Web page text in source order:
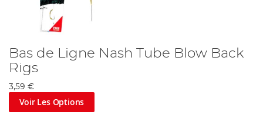
Bas de Ligne Nash Tube Blow Back
Rigs
3,59 €
Voir Les Options